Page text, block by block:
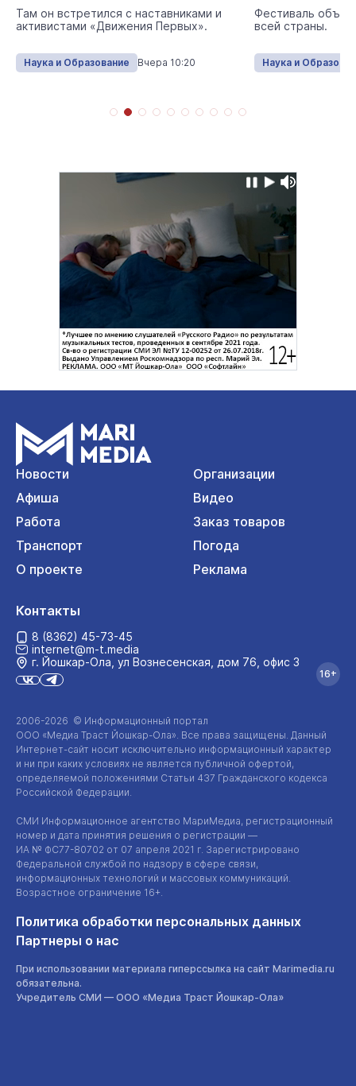
Там он встретился с наставниками и
активистами «Движения Первых».
Наука и Образование Вчера 10:20
Фестиваль
всей страны.
Наука и
Новости
Организации
Афиша
Видео
Работа
Заказ товаров
Транспорт
Погода
О проекте
Реклама
2006-2026 © Информационный портал
ООО «Медиа Траст Йошкар-Ола». Все права защищены. Данный
Интернет-сайт носит исключительно информационный характер
и ни при каких условиях не является публичной офертой,
определяемой положениями Статьи 437 Гражданского кодекса
Российской Федерации.
СМИ Информационное агентство МариМедиа, регистрационный
номер и дата принятия решения о регистрации —
ИА № ФС77-80702 от 07 апреля 2021 г. Зарегистрировано
Федеральной службой по надзору в сфере связи,
информационных технологий и массовых коммуникаций.
Возрастное ограничение 16+.
Политика обработки персональных данных
Партнеры о нас
При использовании материала гиперссылка на сайт Marimedia.ru
обязательна.
Учредитель СМИ — ООО «Медиа Траст Йошкар-Ола»
Контакты
8 (8362) 45-73-45
internet@m-t.media
г. Йошкар‑Ола, ул Вознесенская, дом 76, офис 3
16+